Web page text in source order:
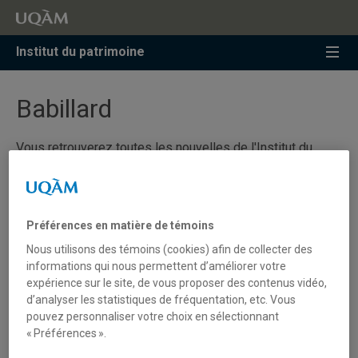
Accéder
recherche
Accéder
menu
pricipal
Accéder
zone
Institut du patrimoine
Babillard
Vous retrouverez toutes les nouvelles de l'Institut du
Avis de soutenance | Laurence Provencher St-
Pierre, doctorante en muséologie, médiation,
patrimoine et membre de l'Institut
Avis de soutenance | Marie-Charlotte Franco,
doctorante en muséologie, médiation,
patrimoine et membre de l'Institut
Préférences en matière de témoins
Nous utilisons des témoins (cookies) afin de collecter des
informations qui nous permettent d’améliorer votre
expérience sur le site, de vous proposer des contenus vidéo,
d’analyser les statistiques de fréquentation, etc. Vous
pouvez personnaliser votre choix en sélectionnant
« Préférences ».